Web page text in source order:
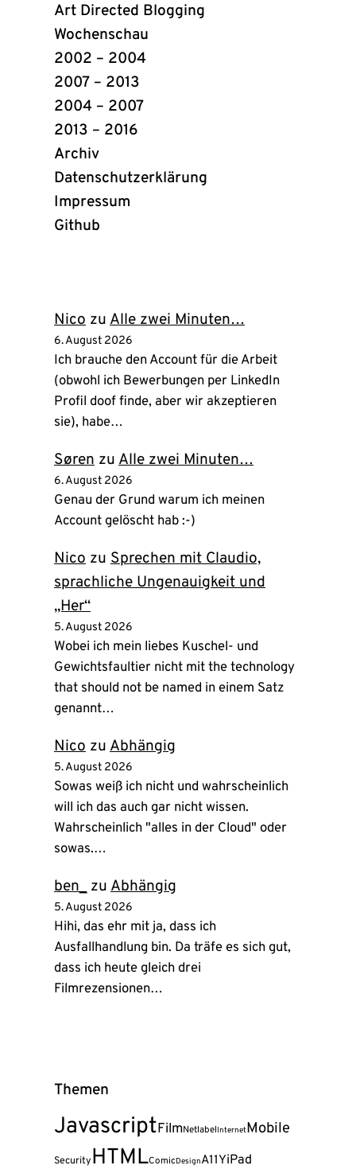
Art Directed Blogging
Wochenschau
2002 – 2004
2007 – 2013
2004 – 2007
2013 – 2016
Archiv
Datenschutzerklärung
Impressum
Github
Nico zu Alle zwei Minuten…
6. August 2026
Ich brauche den Account für die Arbeit
(obwohl ich Bewerbungen per LinkedIn
Profil doof finde, aber wir akzeptieren
sie), habe…
Søren zu Alle zwei Minuten…
6. August 2026
Genau der Grund warum ich meinen
Account gelöscht hab :-)
Nico zu Sprechen mit Claudio,
sprachliche Ungenauigkeit und
„Her“
5. August 2026
Wobei ich mein liebes Kuschel- und
Gewichtsfaultier nicht mit the technology
that should not be named in einem Satz
genannt…
Nico zu Abhängig
5. August 2026
Sowas weiß ich nicht und wahrscheinlich
will ich das auch gar nicht wissen.
Wahrscheinlich "alles in der Cloud" oder
sowas.…
ben_zu Abhängig
5. August 2026
Hihi, das ehr mit ja, dass ich
Ausfallhandlung bin. Da träfe es sich gut,
dass ich heute gleich drei
Filmrezensionen…
Themen
JavascriptFilmNetlabelInternetMobile
SecurityHTMLComicDesignA11YiPad